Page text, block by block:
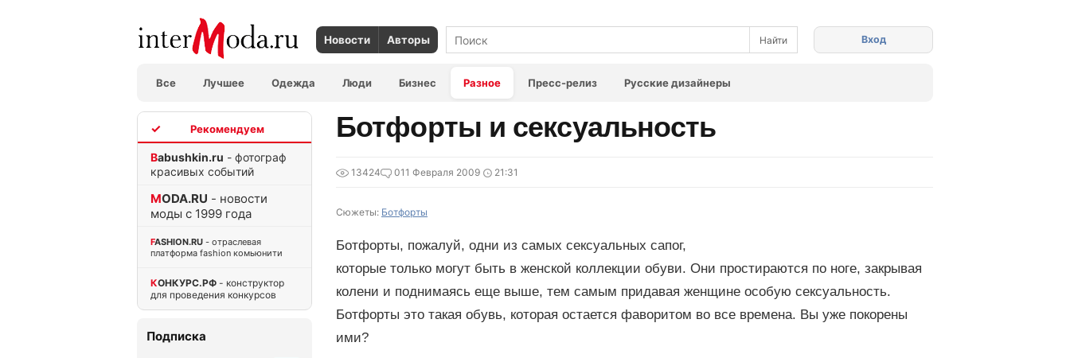
Новости Авторы
Все Лучшее Одежда Люди Бизнес Разное Пресс-релиз Русские дизайнеры
Вход
Babushkin.ru - фотограф
красивых событий
MODA.RU - новости
моды с 1999 года
FASHION.RU - отраслевая
платформа fashion комьюнити
КОНКУРС.РФ - конструктор
для проведения конкурсов
Подписка
Ботфорты и сексуальность
13424 011 Февраля 2009 21:31
Сюжеты: Ботфорты
Ботфорты, пожалуй, одни из самых сексуальных сапог,
которые только могут быть в женской коллекции обуви. Они простираются по ноге, закрывая
колени и поднимаясь еще выше, тем самым придавая женщине особую сексуальность.
Ботфорты это такая обувь, которая остается фаворитом во все времена. Вы уже покорены
ими?